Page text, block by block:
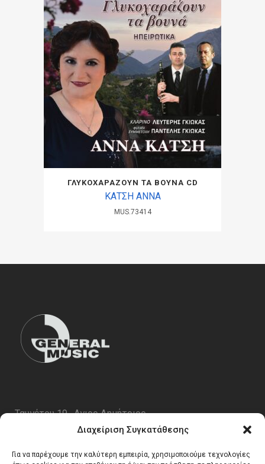
Διαχείριση Συγκατάθεσης
Για να παρέχουμε την καλύτερη εμπειρία, χρησιμοποιούμε τεχνολογίες
ΓΛΥΚΟΧΑΡΑΖΟΥΝ ΤΑ ΒΟΥΝΑ CD
ΚΑΤΣΗ ΑΝΝΑ
MUS.73414
Ταυγέτου 19 , Αγιος Δημήτριος
email:info@generalmusic.gr